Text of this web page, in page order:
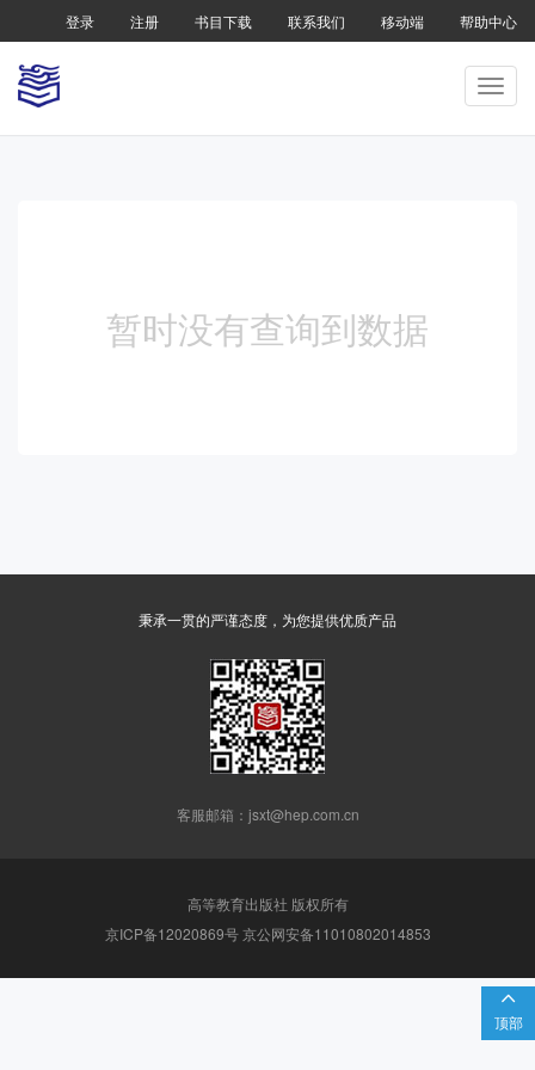
登录 注册 书目下载 联系我们 移动端 帮助中心

顶部
暂时没有查询到数据
秉承一贯的严谨态度，为您提供优质产品
客服邮箱：jsxt@hep.com.cn
高等教育出版社 版权所有
京ICP备12020869号 京公网安备11010802014853